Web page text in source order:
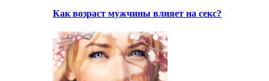
Как возраст мужчины влияет на секс?